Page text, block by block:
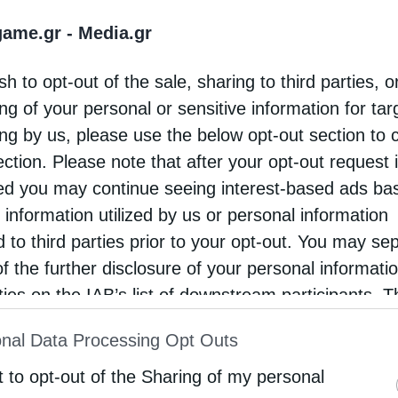
- Media.gr
to opt-out of the sale, sharing to third parties,
of your personal or sensitive information for
by us, please use the below opt-out section to
Please note that after your opt-out request
you may continue seeing interest-based ads
information utilized by us or personal information
to third parties prior to your opt-out. You may
the further disclosure of your personal
on the IAB’s list of downstream participants.
of Downstream Participantsthat may further
parties.
Data Processing Opt Outs
to opt-out of the Sharing of my personal
ΥΠΟΔΟΜΕΣ
Σταϊκούρας: Κρίσιμη η σύνδεση
Μαύρης Θάλασσας με Αιγαίο
O κ. Σταϊκούρας αναφέρθηκε στους κρίσιμους
Διευρωπαϊκού Δικτύου Μεταφορών (ΔΕΔ-Μ) και των
επενδύσεων
Από Newsroom 19 Φεβρουαρίου 2025
ΥΠΟΔΟΜΕΣ